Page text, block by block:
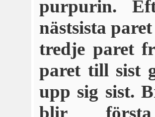
purpurin.
nästsista
tredje paret
paret till sist
upp sig sist.
blir